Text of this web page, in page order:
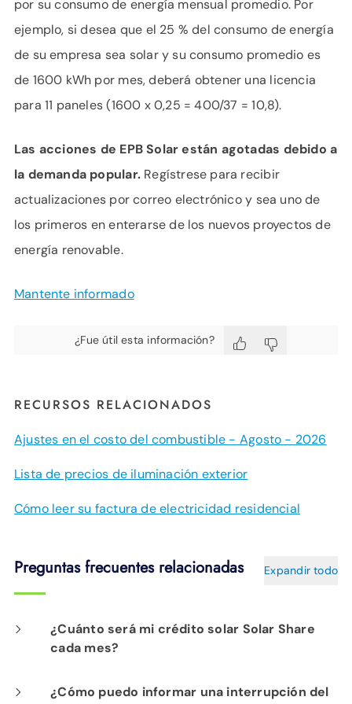
por su consumo de energía mensual promedio. Por
ejemplo, si desea que el 25 % del consumo de energía
de su empresa sea solar y su consumo promedio es
de 1600 kWh por mes, deberá obtener una licencia
para 11 paneles (1600 x 0,25 = 400/37 = 10,8).
Las acciones de EPB Solar están agotadas debido a
la demanda popular.Regístrese para recibir
actualizaciones por correo electrónico y sea uno de
los primeros en enterarse de los nuevos proyectos de
energía renovable.
Mantente informado
¿Fue útil esta información?
RECURSOS RELACIONADOS
Ajustes en el costo del combustible - Agosto - 2026
Lista de precios de iluminación exterior
Cómo leer su factura de electricidad residencial
Preguntas frecuentes relacionadas Expandir todo
¿Cuánto será mi crédito solar Solar Share
cada mes?
Para los participantes actuales de Solar
¿Cómo puedo informar una interrupción del